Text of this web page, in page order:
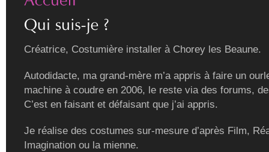
Créatrice, Costumière installer à Chorey les Beaune.
Autodidacte, ma grand-mère m’a appris à faire un
machine à coudre en 2006, le reste via des forums,
C’est en faisant et défaisant que j’ai appris.
Je réalise des costumes sur-mesure d’après Film,
Imagination ou la mienne.